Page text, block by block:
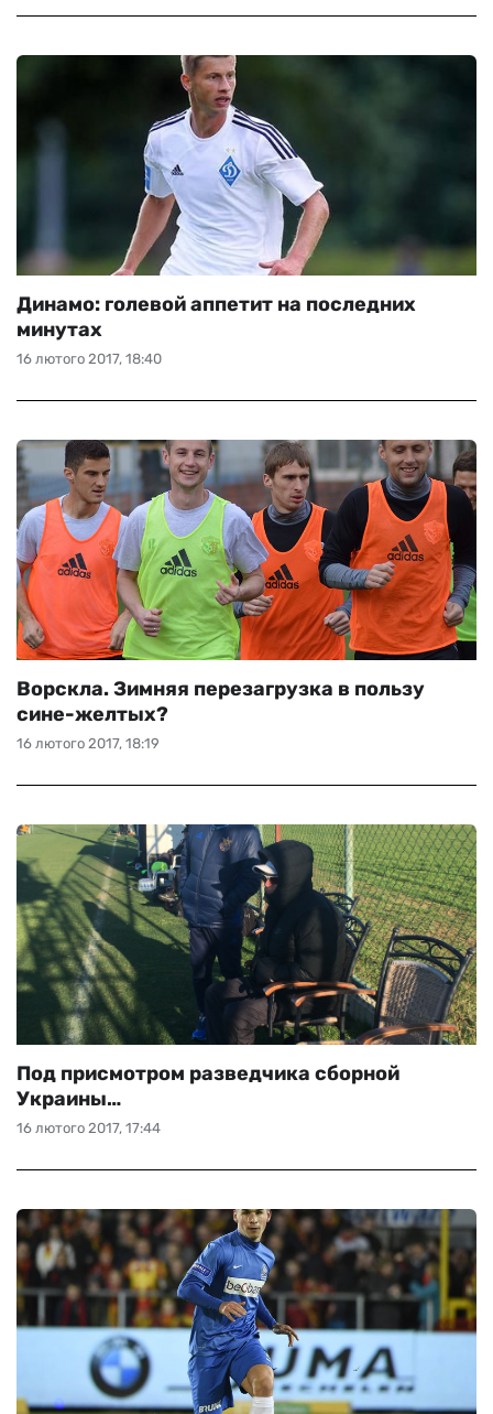
16 лютого 2017, 18:40
Динамо: голевой аппетит на последних
минутах
16 лютого 2017, 18:19
Ворскла. Зимняя перезагрузка в пользу
сине-желтых?
16 лютого 2017, 17:44
Под присмотром разведчика сборной
Украины…